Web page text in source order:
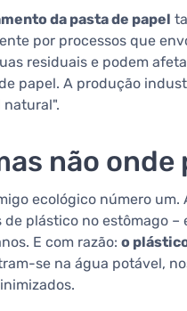
da pasta de papel
por processos que
residuais e podem
papel. A produção
não onde
ecológico número um.
plástico no estômago –
E com razão: o
se na água potável,